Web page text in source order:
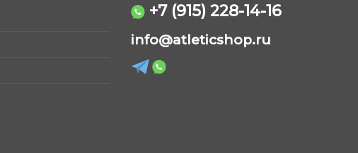
+7 (915) 228-14-16
info@atleticshop.ru
Обычно отвечаем быстро